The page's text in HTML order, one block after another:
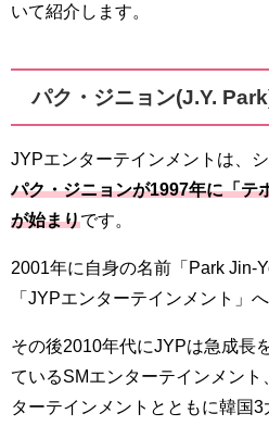
いて紹介します。
パク・ジニョン(J.Y.
JYPエンターテインメントは、
パク・ジニョンが1997年に「テ
が始まりです。
2001年に自身の名前「Park Jin-
「JYPエンターテインメント」
その後2010年代にJYPは急成長
ているSMエンターテインメン
ターテインメントとともに韓国